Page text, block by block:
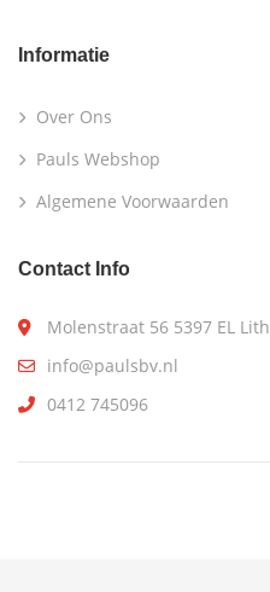
Informatie
Over Ons
Pauls Webshop
Algemene Voorwaarden
Contact Info
Molenstraat 56 5397 EL Lith
info@paulsbv.nl
0412 745096